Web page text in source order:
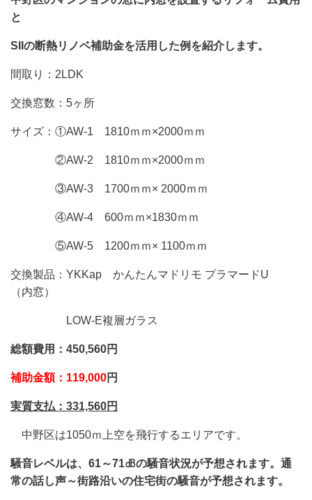
と
SIIの断熱リノベ補助金を活用した例を紹介します。
間取り：2LDK
交換窓数：5ヶ所
サイズ：①AW-1 1810ｍｍ×2000ｍｍ
②AW-2 1810ｍｍ×2000ｍｍ
③AW-3 1700ｍｍ× 2000ｍｍ
④AW-4 600ｍｍ×1830ｍｍ
⑤AW-5 1200ｍｍ× 1100ｍｍ
交換製品：YKKap かんたんマドリモ プラマードU
（内窓）
LOW-E複層ガラス
総額費用：450,560円
補助金額：119,000円
実質支払：331,560円
中野区は1050ｍ上空を飛行するエリアです。
騒音レベルは、61～71㏈の騒音状況が予想されます。通
常の話し声～街路沿いの住宅街の騒音が予想されます。